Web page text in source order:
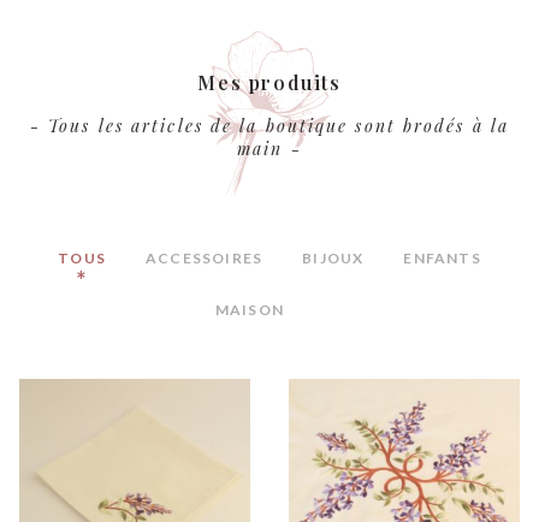
Mes produits
- Tous les articles de la boutique sont brodés à la
main -
TOUS ACCESSOIRES BIJOUX ENFANTS
MAISON